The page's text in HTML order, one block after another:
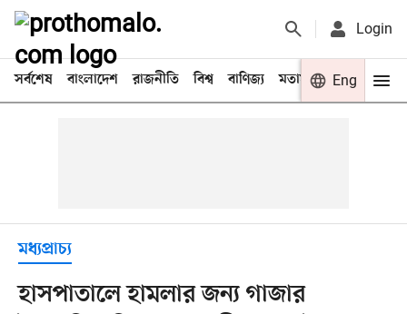
Login
সর্বশেষ বাংলাদেশ রাজনীতি বিশ্ব বাণিজ্য মতামত খেলা
Eng
মধ্যপ্রাচ্য
হাসপাতালে হামলার জন্য গাজার